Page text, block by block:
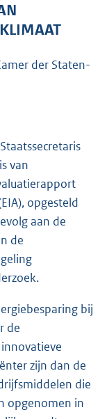
der Staten-
van
opgesteld
aan de
de
bij
de
zijn dan de
die
opgenomen in